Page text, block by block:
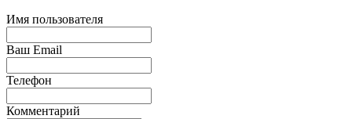
Имя пользователя
Ваш Email
Телефон
Комментарий